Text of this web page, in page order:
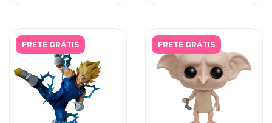
FRETE GRÁTIS FRETE GRÁTIS